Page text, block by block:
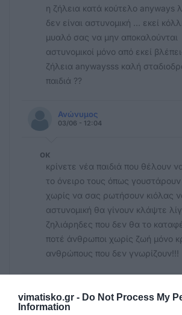
vimatisko.gr - Do Not Process My
Information
η ζήλεια κατά κούτελο anyways
δεν είναι αστυνομική … εκεί
μυαλό σας να μην αποκαλούνται
αστυνομικοί μόνο από εκεί
ζήλεια anywaysss καλή
παιδιά ??
Ανώνυμος
03/06 - 12:04
οκ
κρίνετε νέα παιδιά που θέλουν
το όνειρο τους όπως γουστάρουν
χωρίς να σας ρωτήσουν κιόλας
αστυνομική θα γίνουν κλάψτε
ζηλιάρηδες που δεν θα το
ποτέ άνθρωποι χωρίς ζωή μόνο
ανθρώπους που δεν γνωρίζουν!!!
03/06 - 04:14